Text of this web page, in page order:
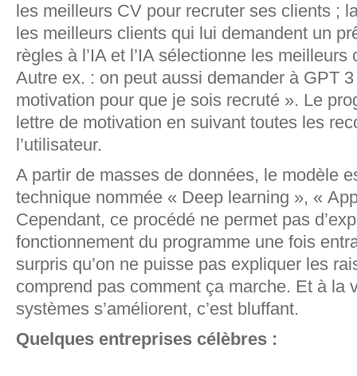
les meilleurs CV pour recruter ses clients ;
les meilleurs clients qui lui demandent un
règles à l’IA et l’IA sélectionne les meilleurs
Autre ex. : on peut aussi demander à GPT
motivation pour que je sois recruté ». Le
lettre de motivation en suivant toutes les
l’utilisateur.
A partir de masses de données, le modèle
technique nommée « Deep learning », «
Cependant, ce procédé ne permet pas
fonctionnement du programme une fois
surpris qu’on ne puisse pas expliquer les
comprend pas comment ça marche. Et à la
systèmes s’améliorent, c’est bluffant.
Quelques entreprises célèbres :